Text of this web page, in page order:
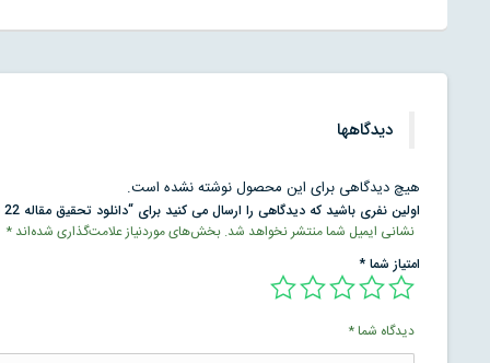
دیدگاهها
هیچ دیدگاهی برای این محصول نوشته نشده است.
اولین نفری باشید که دیدگاهی را ارسال می کنید برای “دانلود تحقیق مقاله 22 بهمن”
نشانی ایمیل شما منتشر نخواهد شد. بخش‌های موردنیاز علامت‌گذاری شده‌اند*
امتیاز شما*
دیدگاه شما*